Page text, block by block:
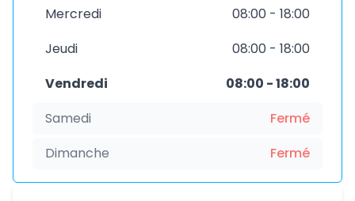
Mercredi
08:00 - 18:00
Jeudi
08:00 - 18:00
Vendredi
08:00 - 18:00
Samedi
Fermé
Dimanche
Fermé